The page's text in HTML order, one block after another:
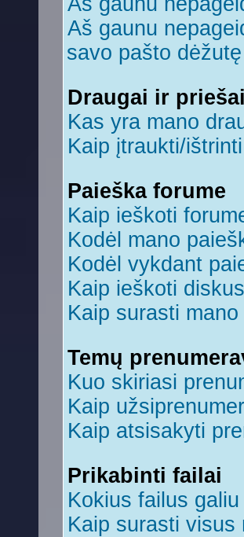
Aš gaunu
savo pašto
Draugai ir priešai
Kas yra mano
Kaip įtraukti/
Paieška forume
Kaip ieškoti
Kodėl mano
Kodėl vykdant
Kaip ieškoti
Kaip surasti
Temų
Kuo skiriasi
Kaip
Kaip atsisakyti
Prikabinti failai
Kokius failus
Kaip surasti visus